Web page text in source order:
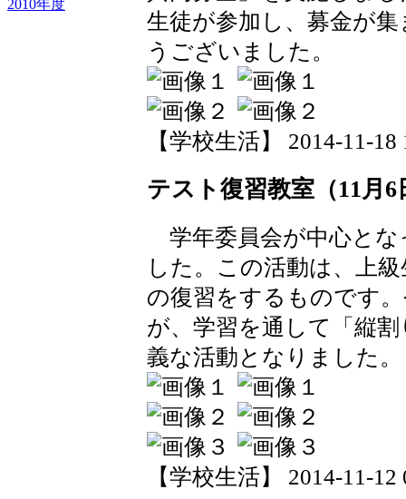
2010年度
生徒が参加し、募金が
うございました。
【学校生活】 2014-11-18
テスト復習教室（11月6
学年委員会が中心とな
した。この活動は、上
の復習をするものです
が、学習を通して「縦
義な活動となりました。
【学校生活】 2014-11-12